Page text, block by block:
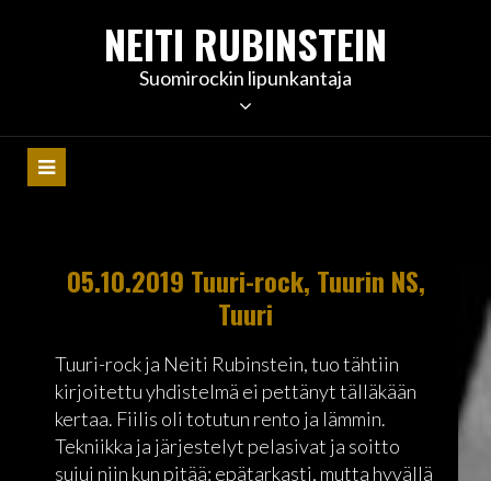
NEITI RUBINSTEIN
Suomirockin lipunkantaja
05.10.2019 Tuuri-rock, Tuurin NS,
Tuuri
Tuuri-rock ja Neiti Rubinstein, tuo tähtiin
kirjoitettu yhdistelmä ei pettänyt tälläkään
kertaa. Fiilis oli totutun rento ja lämmin.
Tekniikka ja järjestelyt pelasivat ja soitto
sujui niin kun pitää: epätarkasti, mutta hyvällä